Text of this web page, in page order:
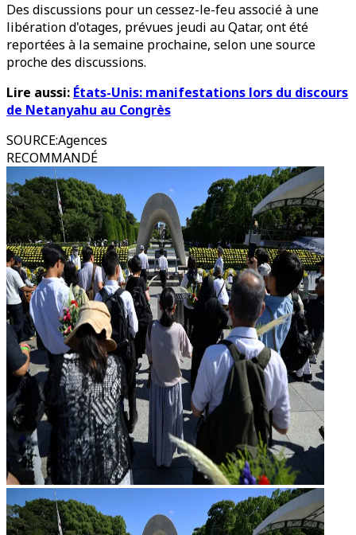
Des discussions pour un cessez-le-feu associé à une
libération d'otages, prévues jeudi au Qatar, ont été
reportées à la semaine prochaine, selon une source
proche des discussions.
Lire aussi: États-Unis: manifestations lors du discours
de Netanyahu au Congrès
SOURCE:Agences
RECOMMANDÉ